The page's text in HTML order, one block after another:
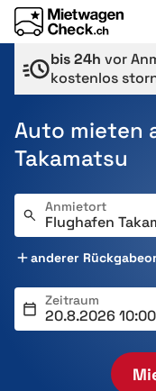
bis 24h vor
kostenlos
Auto mieten
Takamatsu
Anmietort
anderer
Zeitraum